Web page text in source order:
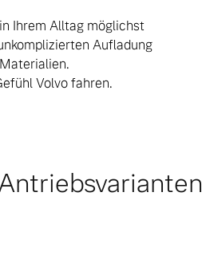
Ihrem Alltag möglichst
Aufladung
Volvo fahren.